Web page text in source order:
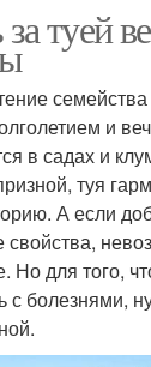
туей
и
в садах и
туя
А если
Но для того,
с болезнями,